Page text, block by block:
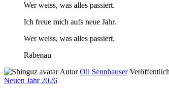
Wer weiss, was alles passiert.
Ich freue mich aufs neue Jahr.
Wer weiss, was alles passiert.
Rabenau
AutorOli Sennhauser
Neuen Jahr 2026